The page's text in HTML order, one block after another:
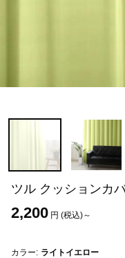
ツル クッションカ
2,200 円 (税込)～
カラー: ライトイエロー